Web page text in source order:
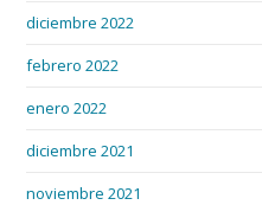
diciembre 2022
febrero 2022
enero 2022
diciembre 2021
noviembre 2021